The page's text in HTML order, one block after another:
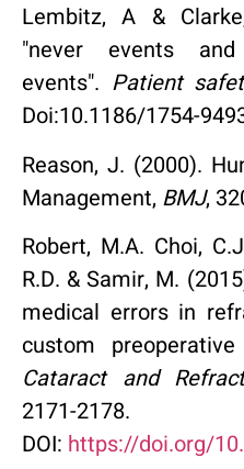
Lembitz, A &
"never events
events".Patient
Doi:10.1186/1754-
Reason, J. (2000).
Management,BMJ,
Robert, M.A. Choi,
R.D. & Samir, M.
medical errors in
custom
Cataract and
2171-2178.
DOI:https://doi.org/